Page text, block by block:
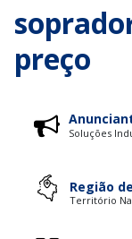
preço
Soluções
Região
Território